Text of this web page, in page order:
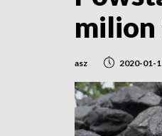
milion
asz 2020-01-